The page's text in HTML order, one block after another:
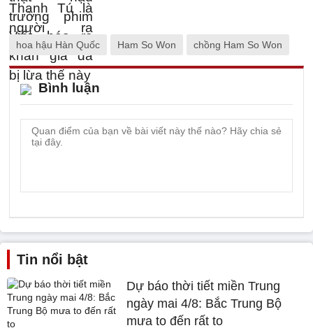
hoa hậu Hàn Quốc Ham So Won chồng Ham So Won
Bình luận
Tin nổi bật
Dự báo thời tiết miền Trung
ngày mai 4/8: Bắc Trung Bộ
mưa to đến rất to